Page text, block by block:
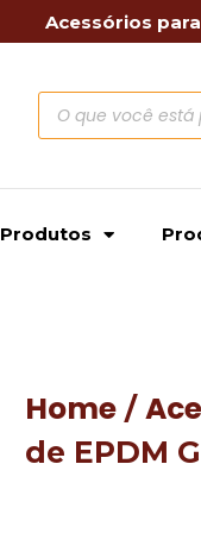
Acessórios
Produtos
Home /
de EPDM